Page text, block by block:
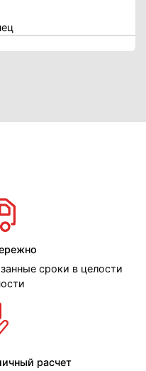
сроки в целости
расчет